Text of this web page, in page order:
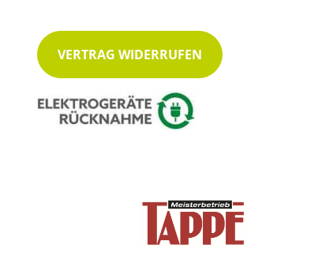
VERTRAG WIDERRUFEN